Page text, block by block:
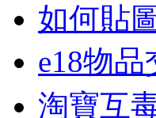
如何貼圖
e18物
淘寶互